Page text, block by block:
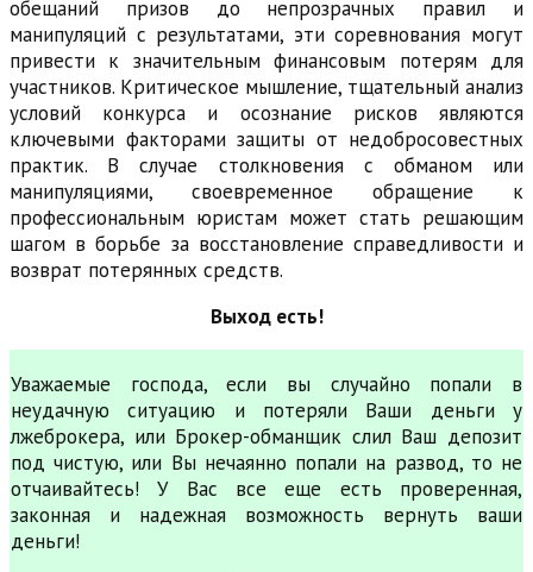
обещаний призов до непрозрачных правил и
манипуляций с результатами, эти соревнования могут
привести к значительным финансовым потерям для
участников. Критическое мышление, тщательный анализ
условий конкурса и осознание рисков являются
ключевыми факторами защиты от недобросовестных
практик. В случае столкновения с обманом или
манипуляциями, своевременное обращение к
профессиональным юристам может стать решающим
шагом в борьбе за восстановление справедливости и
возврат потерянных средств.
Выход есть!
Уважаемые господа, если вы случайно попали в
неудачную ситуацию и потеряли Ваши деньги у
лжеброкера, или Брокер-обманщик слил Ваш депозит
под чистую, или Вы нечаянно попали на развод, то не
отчаивайтесь! У Вас все еще есть проверенная,
законная и надежная возможность вернуть ваши
деньги!